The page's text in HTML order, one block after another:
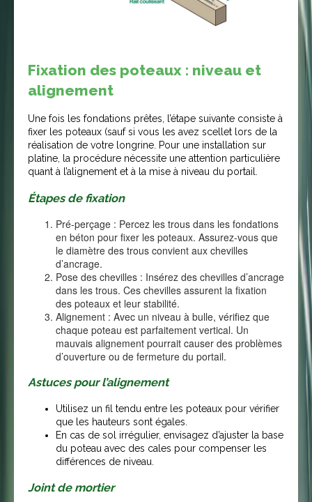
Fixation des poteaux : niveau et
alignement
Une fois les fondations prêtes, l’étape suivante consiste à
fixer les poteaux (sauf si vous les avez scellet lors de la
réalisation de votre longrine. Pour une installation sur
platine, la procédure nécessite une attention particulière
quant à l’alignement et à la mise à niveau du portail.
Étapes de fixation
Pré-perçage : Percez les trous dans les fondations
en béton pour fixer les poteaux. Assurez-vous que
le diamètre des trous convient aux chevilles
d’ancrage.
Pose des chevilles : Insérez des chevilles d’ancrage
dans les trous. Ces chevilles assurent la fixation
des poteaux et leur stabilité.
Alignement : Avec un niveau à bulle, vérifiez que
chaque poteau est parfaitement vertical. Un
mauvais alignement pourrait causer des problèmes
d’ouverture ou de fermeture du portail.
Astuces pour l’alignement
Utilisez un fil tendu entre les poteaux pour vérifier
que les hauteurs sont égales.
En cas de sol irrégulier, envisagez d’ajuster la base
du poteau avec des cales pour compenser les
différences de niveau.
Joint de mortier